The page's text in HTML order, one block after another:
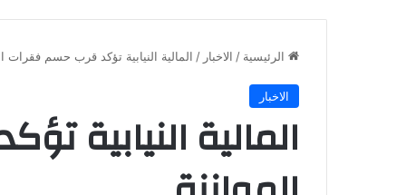
الرئيسية / الاخبار / المالية النيابية تؤكد قرب حسم فقرات
الاخبار
المالية النيابية